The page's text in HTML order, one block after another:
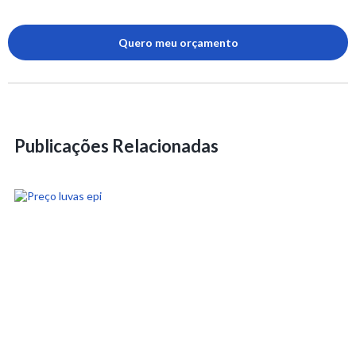
Quero meu orçamento
Publicações Relacionadas